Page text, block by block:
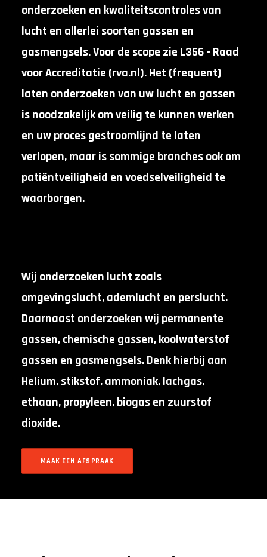
onderzoeken en kwaliteitscontroles van
lucht en allerlei soorten gassen en
gasmengsels. Voor de scope zie L356 - Raad
voor Accreditatie (rva.nl). Het (frequent)
laten onderzoeken van uw lucht en gassen
is noodzakelijk om veilig te kunnen werken
en uw proces gestroomlijnd te laten
verlopen, maar is sommige branches ook om
patiëntveiligheid en voedselveiligheid te
waarborgen.
Wij onderzoeken lucht zoals
omgevingslucht, ademlucht en perslucht.
Daarnaast onderzoeken wij permanente
gassen, chemische gassen, koolwaterstof
gassen en gasmengsels. Denk hierbij aan
Helium, stikstof, ammoniak, lachgas,
ethaan, propyleen, biogas en zuurstof
dioxide.
MAAK EEN AFSPRAAK